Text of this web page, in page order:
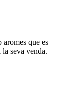
aromes que es
seva venda.